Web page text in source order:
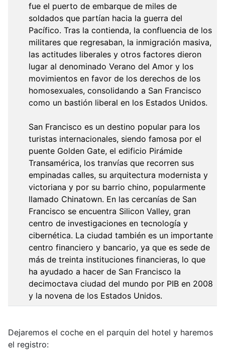
fue el puerto de embarque de miles de
soldados que partían hacia la guerra del
Pacífico. Tras la contienda, la confluencia de los
militares que regresaban, la inmigración masiva,
las actitudes liberales y otros factores dieron
lugar al denominado Verano del Amor y los
movimientos en favor de los derechos de los
homosexuales, consolidando a San Francisco
como un bastión liberal en los Estados Unidos.
San Francisco es un destino popular para los
turistas internacionales, siendo famosa por el
puente Golden Gate, el edificio Pirámide
Transamérica, los tranvías que recorren sus
empinadas calles, su arquitectura modernista y
victoriana y por su barrio chino, popularmente
llamado Chinatown. En las cercanías de San
Francisco se encuentra Silicon Valley, gran
centro de investigaciones en tecnología y
cibernética. La ciudad también es un importante
centro financiero y bancario, ya que es sede de
más de treinta instituciones financieras, lo que
ha ayudado a hacer de San Francisco la
decimoctava ciudad del mundo por PIB en 2008
y la novena de los Estados Unidos.
Dejaremos el coche en el parquin del hotel y haremos
el registro: